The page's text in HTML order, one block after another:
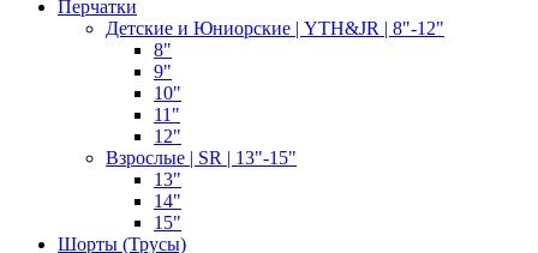
Перчатки
Детские и Юниорские | YTH&JR | 8"-12"
8"
9"
10"
11"
12"
Взрослые | SR | 13"-15"
13"
14"
15"
Шорты (Трусы)